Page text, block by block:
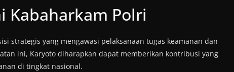
Kabaharkam Polri
strategis yang mengawasi pelaksanaan tugas keamanan dan
ini, Karyoto diharapkan dapat memberikan kontribusi yang
di tingkat nasional.